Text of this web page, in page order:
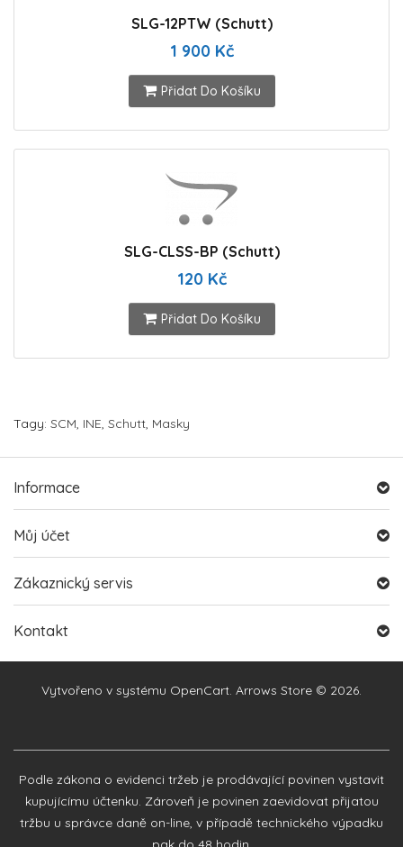
SLG-12PTW (Schutt)
1 900 Kč
Přidat Do Košíku
SLG-CLSS-BP (Schutt)
120 Kč
Přidat Do Košíku
Tagy: SCM, INE, Schutt, Masky
Informace
Můj účet
Zákaznický servis
Kontakt
Vytvořeno v systému OpenCart. Arrows Store © 2026.
Podle zákona o evidenci tržeb je prodávající povinen vystavit
kupujícímu účtenku. Zároveň je povinen zaevidovat přijatou
tržbu u správce daně on-line, v případě technického výpadku